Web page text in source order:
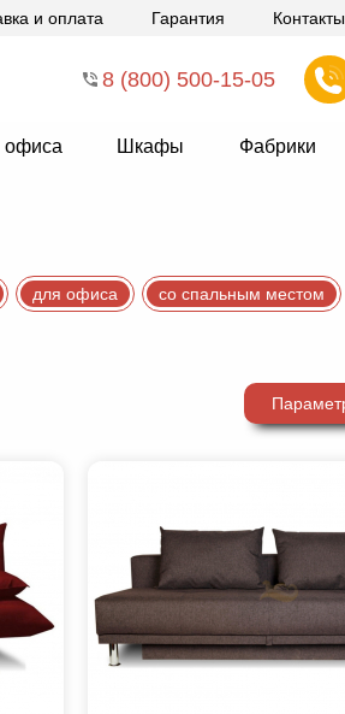
и оплата Гарантия Контакты
8 (800) 500-15-05
офиса Шкафы Фабрики
для офиса
со спальным местом